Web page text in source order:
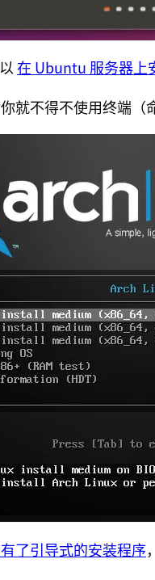
在 Ubuntu 服务器上
就不得不使用终端（
了引导式的安装程序